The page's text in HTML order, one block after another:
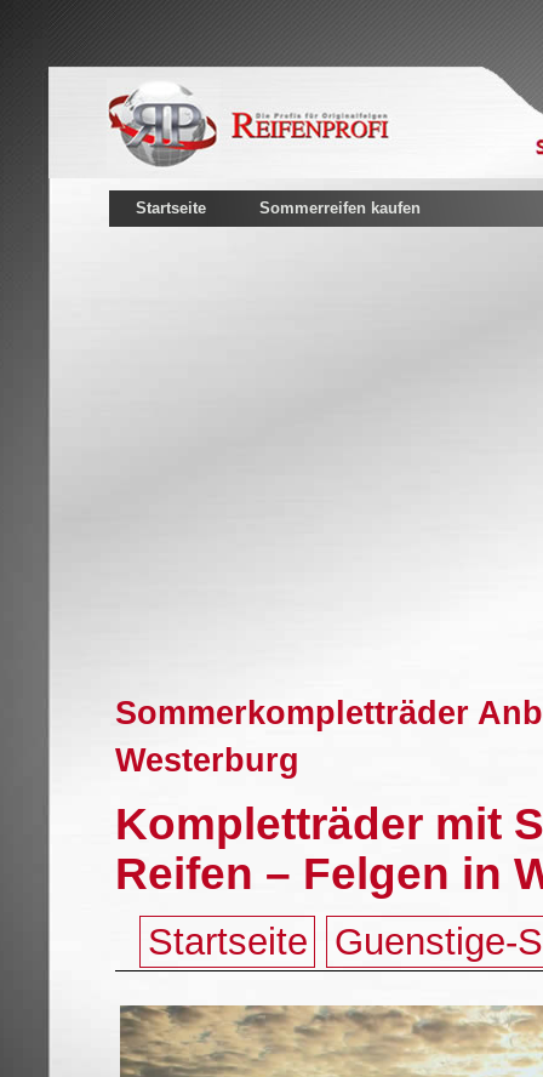
Startseite Sommerreifen kaufen
Sommerkompletträder
Westerburg
Kompletträder mit
Reifen – Felgen in
Startseite Guenstige-